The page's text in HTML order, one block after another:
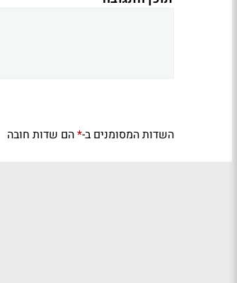
השדות המסומנים ב-*הם שדות חובה